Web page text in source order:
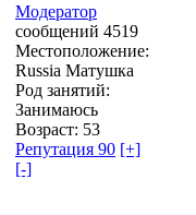
Модератор
сообщений 4519
Местоположение:
Russia Матушка
Род занятий:
Занимаюсь
Возраст: 53
Репутация 90 [+]
[-]